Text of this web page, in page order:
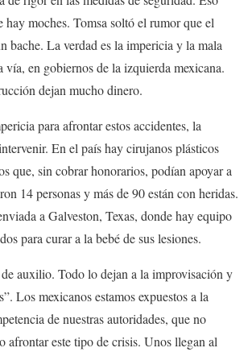
hay moches. Tomsa soltó el rumor que el
bache. La verdad es la impericia y la mala
vía, en gobiernos de la izquierda mexicana.
dejan mucho dinero.
para afrontar estos accidentes, la
En el país hay cirujanos plásticos
que, sin cobrar honorarios, podían apoyar a
14 personas y más de 90 están con heridas.
a Galveston, Texas, donde hay equipo
para curar a la bebé de sus lesiones.
auxilio. Todo lo dejan a la improvisación y
Los mexicanos estamos expuestos a la
de nuestras autoridades, que no
afrontar este tipo de crisis. Unos llegan al